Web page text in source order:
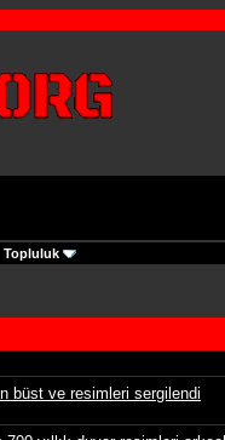
Topluluk
büst ve resimleri sergilendi